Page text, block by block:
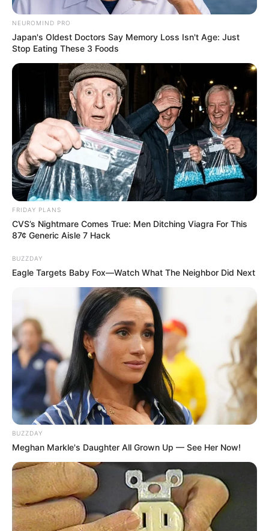
NEUROMIND PRO
Japan's Oldest Doctors Say Memory Loss Isn't Age: Just
Stop Eating These 3 Foods
FRIDAY PLANS
CVS’s Nightmare Comes True: Men Ditching Viagra For This
87¢ Generic Aisle 7 Hack
BUZZDAY
Eagle Targets Baby Fox—Watch What The Neighbor Did Next
BUZZDAY
Meghan Markle's Daughter All Grown Up — See Her Now!